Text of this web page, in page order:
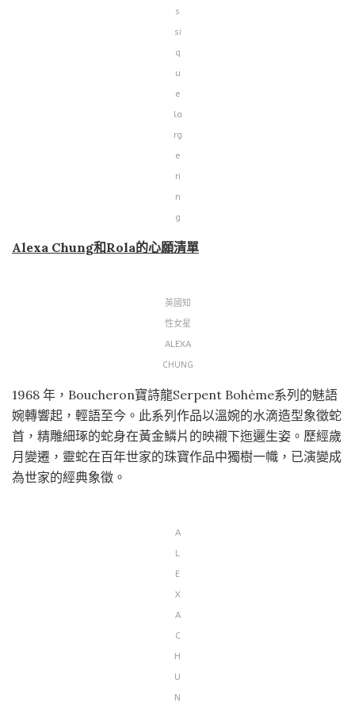
s
si
q
u
e
la
rg
e
ri
n
g
Alexa Chung和Rola的心願清單
英國知
性女星
ALEXA
CHUNG
1968 年，Boucheron寶詩龍Serpent Bohème系列的魅語
婉轉響起，輕語至今。此系列作品以溫婉的水滴造型象徵蛇
首，精雕細琢的蛇身在黃金鱗片的映襯下迤邐生姿。歷經歲
月變遷，靈蛇在百年世家的珠寶作品中獨樹一幟，已演變成
為世家的經典象徵。
A
L
E
X
A
C
H
U
N